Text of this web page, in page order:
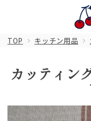
TOP キッチン用品
カッティン